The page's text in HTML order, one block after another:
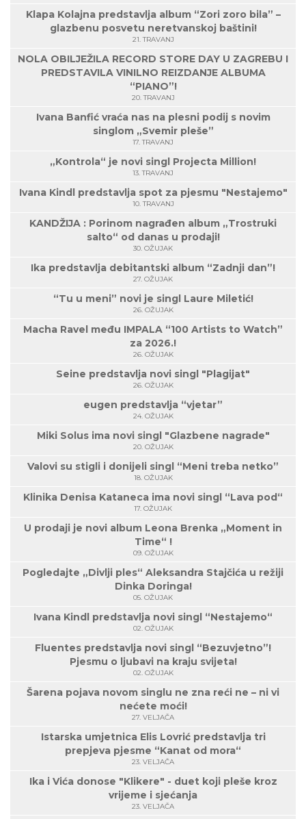
Klapa Kolajna predstavlja album “Zori zoro bila” –
glazbenu posvetu neretvanskoj baštini!
21. TRAVANJ
NOLA OBILJEŽILA RECORD STORE DAY U ZAGREBU I
PREDSTAVILA VINILNO REIZDANJE ALBUMA
“PIANO”!
20. TRAVANJ
Ivana Banfić vraća nas na plesni podij s novim
singlom „Svemir pleše”
17. TRAVANJ
„Kontrola“ je novi singl Projecta Million!
13. TRAVANJ
Ivana Kindl predstavlja spot za pjesmu "Nestajemo"
10. TRAVANJ
KANDŽIJA : Porinom nagrađen album „Trostruki
salto“ od danas u prodaji!
30. OŽUJAK
Ika predstavlja debitantski album “Zadnji dan”!
27. OŽUJAK
“Tu u meni” novi je singl Laure Miletić!
26. OŽUJAK
Macha Ravel među IMPALA “100 Artists to Watch”
za 2026.!
26. OŽUJAK
Seine predstavlja novi singl "Plagijat"
26. OŽUJAK
eugen predstavlja “vjetar”
24. OŽUJAK
Miki Solus ima novi singl "Glazbene nagrade"
20. OŽUJAK
Valovi su stigli i donijeli singl “Meni treba netko”
18. OŽUJAK
Klinika Denisa Kataneca ima novi singl “Lava pod“
17. OŽUJAK
U prodaji je novi album Leona Brenka „Moment in
Time“ !
09. OŽUJAK
Pogledajte „Divlji ples“ Aleksandra Stajčića u režiji
Dinka Doringa!
05. OŽUJAK
Ivana Kindl predstavlja novi singl “Nestajemo“
02. OŽUJAK
Fluentes predstavlja novi singl “Bezuvjetno”!
Pjesmu o ljubavi na kraju svijeta!
02. OŽUJAK
Šarena pojava novom singlu ne zna reći ne – ni vi
nećete moći!
27. VELJAČA
Istarska umjetnica Elis Lovrić predstavlja tri
prepjeva pjesme “Kanat od mora“
23. VELJAČA
Ika i Vića donose "Klikere" - duet koji pleše kroz
vrijeme i sjećanja
23. VELJAČA